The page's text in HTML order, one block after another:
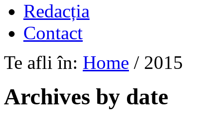
Redacția
Contact
Te afli în: Home / 2015
Archives by date